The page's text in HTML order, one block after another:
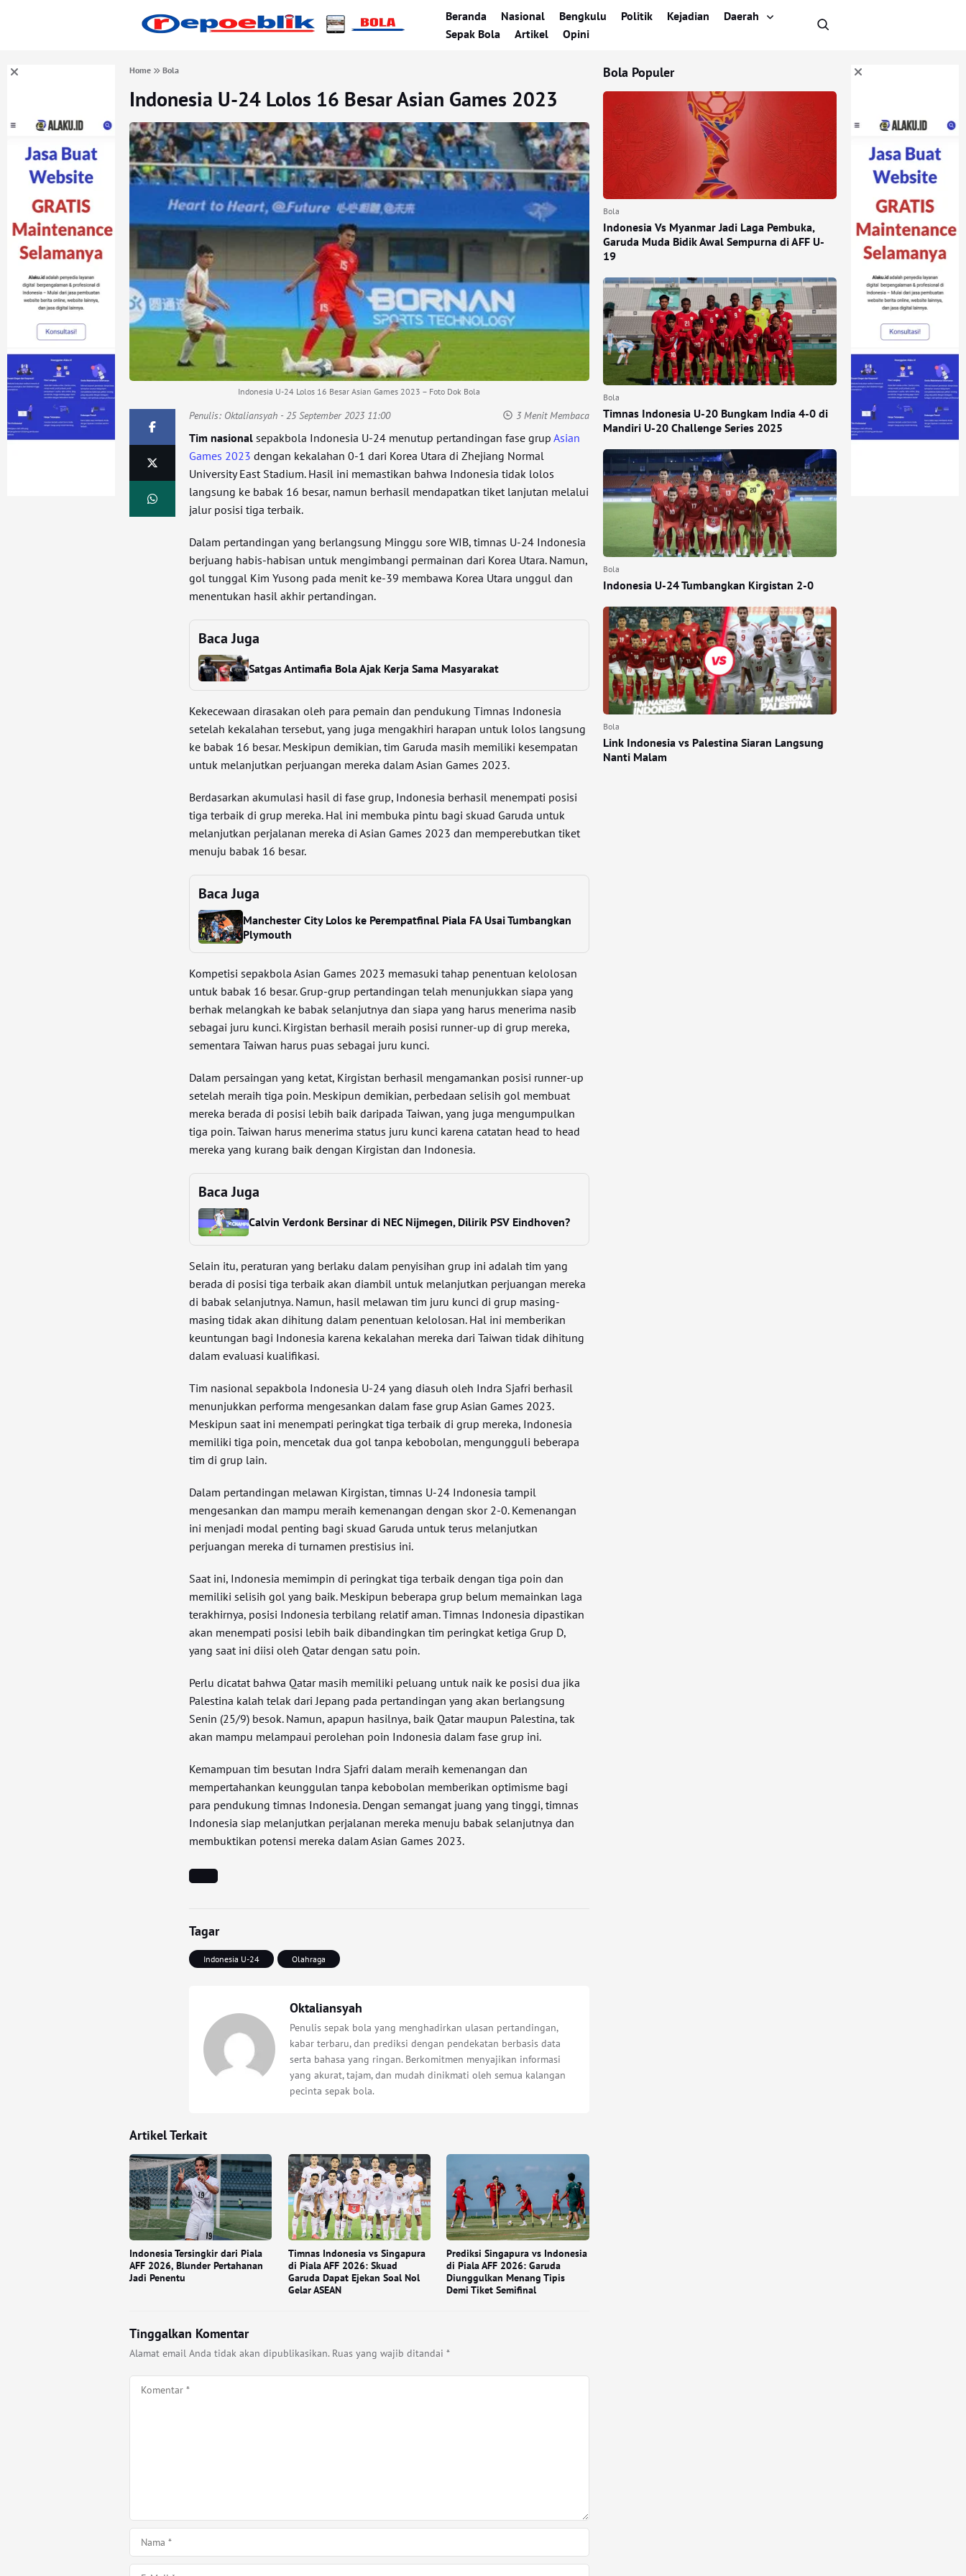
Beranda Nasional Bengkulu Politik Kejadian
Daerah
Sepak Bola
Artikel Opini
Home Bola
Indonesia U-24 Lolos 16 Besar Asian Games 2023
Indonesia U-24 Lolos 16 Besar Asian Games 2023 – Foto Dok Bola
Penulis: Oktaliansyah - 25 September 2023 11:00 3 Menit Membaca
Tim nasional sepakbola Indonesia U-24 menutup pertandingan fase grup Asian
Games 2023 dengan kekalahan 0-1 dari Korea Utara di Zhejiang Normal
University East Stadium. Hasil ini memastikan bahwa Indonesia tidak lolos
langsung ke babak 16 besar, namun berhasil mendapatkan tiket lanjutan melalui
jalur posisi tiga terbaik.
Dalam pertandingan yang berlangsung Minggu sore WIB, timnas U-24 Indonesia
berjuang habis-habisan untuk mengimbangi permainan dari Korea Utara. Namun,
gol tunggal Kim Yusong pada menit ke-39 membawa Korea Utara unggul dan
menentukan hasil akhir pertandingan.
Baca Juga
Satgas Antimafia Bola Ajak Kerja Sama Masyarakat
Kekecewaan dirasakan oleh para pemain dan pendukung Timnas Indonesia
setelah kekalahan tersebut, yang juga mengakhiri harapan untuk lolos langsung
ke babak 16 besar. Meskipun demikian, tim Garuda masih memiliki kesempatan
untuk melanjutkan perjuangan mereka dalam Asian Games 2023.
Berdasarkan akumulasi hasil di fase grup, Indonesia berhasil menempati posisi
tiga terbaik di grup mereka. Hal ini membuka pintu bagi skuad Garuda untuk
melanjutkan perjalanan mereka di Asian Games 2023 dan memperebutkan tiket
menuju babak 16 besar.
Baca Juga
Manchester City Lolos ke Perempatfinal Piala FA Usai Tumbangkan
Plymouth
Kompetisi sepakbola Asian Games 2023 memasuki tahap penentuan kelolosan
untuk babak 16 besar. Grup-grup pertandingan telah menunjukkan siapa yang
berhak melangkah ke babak selanjutnya dan siapa yang harus menerima nasib
sebagai juru kunci. Kirgistan berhasil meraih posisi runner-up di grup mereka,
sementara Taiwan harus puas sebagai juru kunci.
Dalam persaingan yang ketat, Kirgistan berhasil mengamankan posisi runner-up
setelah meraih tiga poin. Meskipun demikian, perbedaan selisih gol membuat
mereka berada di posisi lebih baik daripada Taiwan, yang juga mengumpulkan
tiga poin. Taiwan harus menerima status juru kunci karena catatan head to head
mereka yang kurang baik dengan Kirgistan dan Indonesia.
Baca Juga
Calvin Verdonk Bersinar di NEC Nijmegen, Dilirik PSV Eindhoven?
Selain itu, peraturan yang berlaku dalam penyisihan grup ini adalah tim yang
berada di posisi tiga terbaik akan diambil untuk melanjutkan perjuangan mereka
di babak selanjutnya. Namun, hasil melawan tim juru kunci di grup masing-
masing tidak akan dihitung dalam penentuan kelolosan. Hal ini memberikan
keuntungan bagi Indonesia karena kekalahan mereka dari Taiwan tidak dihitung
dalam evaluasi kualifikasi.
Tim nasional sepakbola Indonesia U-24 yang diasuh oleh Indra Sjafri berhasil
menunjukkan performa mengesankan dalam fase grup Asian Games 2023.
Meskipun saat ini menempati peringkat tiga terbaik di grup mereka, Indonesia
memiliki tiga poin, mencetak dua gol tanpa kebobolan, mengungguli beberapa
tim di grup lain.
Dalam pertandingan melawan Kirgistan, timnas U-24 Indonesia tampil
mengesankan dan mampu meraih kemenangan dengan skor 2-0. Kemenangan
ini menjadi modal penting bagi skuad Garuda untuk terus melanjutkan
perjuangan mereka di turnamen prestisius ini.
Saat ini, Indonesia memimpin di peringkat tiga terbaik dengan tiga poin dan
memiliki selisih gol yang baik. Meskipun beberapa grup belum memainkan laga
terakhirnya, posisi Indonesia terbilang relatif aman. Timnas Indonesia dipastikan
akan menempati posisi lebih baik dibandingkan tim peringkat ketiga Grup D,
yang saat ini diisi oleh Qatar dengan satu poin.
Perlu dicatat bahwa Qatar masih memiliki peluang untuk naik ke posisi dua jika
Palestina kalah telak dari Jepang pada pertandingan yang akan berlangsung
Senin (25/9) besok. Namun, apapun hasilnya, baik Qatar maupun Palestina, tak
akan mampu melampaui perolehan poin Indonesia dalam fase grup ini.
Kemampuan tim besutan Indra Sjafri dalam meraih kemenangan dan
mempertahankan keunggulan tanpa kebobolan memberikan optimisme bagi
para pendukung timnas Indonesia. Dengan semangat juang yang tinggi, timnas
Indonesia siap melanjutkan perjalanan mereka menuju babak selanjutnya dan
membuktikan potensi mereka dalam Asian Games 2023.
Tagar
Indonesia U-24 Olahraga
Oktaliansyah
Penulis sepak bola yang menghadirkan ulasan pertandingan,
kabar terbaru, dan prediksi dengan pendekatan berbasis data
serta bahasa yang ringan. Berkomitmen menyajikan informasi
yang akurat, tajam, dan mudah dinikmati oleh semua kalangan
pecinta sepak bola.
Artikel Terkait
Indonesia Tersingkir dari Piala
AFF 2026, Blunder Pertahanan
Jadi Penentu
Timnas Indonesia vs Singapura
di Piala AFF 2026: Skuad
Garuda Dapat Ejekan Soal Nol
Gelar ASEAN
Prediksi Singapura vs Indonesia
di Piala AFF 2026: Garuda
Diunggulkan Menang Tipis
Demi Tiket Semifinal
Tinggalkan Komentar
Alamat email Anda tidak akan dipublikasikan. Ruas yang wajib ditandai *
Bola Populer
Bola
Indonesia Vs Myanmar Jadi Laga Pembuka,
Garuda Muda Bidik Awal Sempurna di AFF U-
19
Bola
Timnas Indonesia U-20 Bungkam India 4-0 di
Mandiri U-20 Challenge Series 2025
Bola
Indonesia U-24 Tumbangkan Kirgistan 2-0
Bola
Link Indonesia vs Palestina Siaran Langsung
Nanti Malam